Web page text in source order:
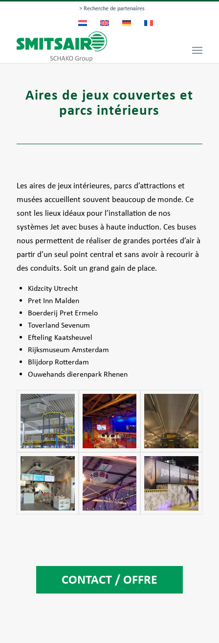
> Recherche de partenaires
Aires de jeux couvertes et
parcs intérieurs
Les aires de jeux intérieures, parcs d’attractions et
musées accueillent souvent beaucoup de monde. Ce
sont les lieux idéaux pour l’installation de nos
systèmes Jet avec buses à haute induction. Ces buses
nous permettent de réaliser de grandes portées d’air à
partir d’un seul point central et sans avoir à recourir à
des conduits. Soit un grand gain de place.
Kidzcity Utrecht
Pret Inn Malden
Boerderij Pret Ermelo
Toverland Sevenum
Efteling Kaatsheuvel
Rijksmuseum Amsterdam
Blijdorp Rotterdam
Ouwehands dierenpark Rhenen
CONTACT / OFFRE